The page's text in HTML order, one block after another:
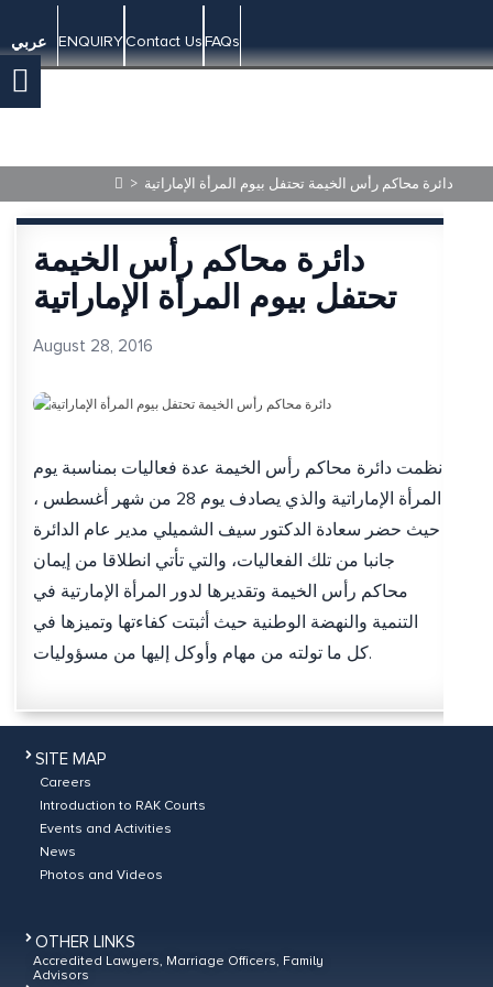
عربي ENQUIRYContact UsFAQs
> دائرة محاكم رأس الخيمة تحتفل بيوم المرأة الإماراتية
دائرة محاكم رأس الخيمة
تحتفل بيوم المرأة الإماراتية
August 28, 2016
نظمت دائرة محاكم رأس الخيمة عدة فعاليات بمناسبة يوم
المرأة الإماراتية والذي يصادف يوم 28 من شهر أغسطس ،
حيث حضر سعادة الدكتور سيف الشميلي مدير عام الدائرة
جانبا من تلك الفعاليات، والتي تأتي انطلاقا من إيمان
محاكم رأس الخيمة وتقديرها لدور المرأة الإمارتية في
التنمية والنهضة الوطنية حيث أثبتت كفاءتها وتميزها في
كل ما تولته من مهام وأوكل إليها من مسؤوليات.
SITE MAP
Careers
Introduction to RAK Courts
Events and Activities
News
Photos and Videos
OTHER LINKS
Accredited Lawyers, Marriage Officers, Family
Advisors